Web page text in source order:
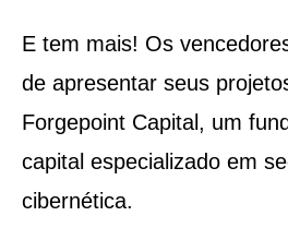
E tem mais! Os
de apresentar seus
Forgepoint Capital, um
capital especializado em
cibernética.